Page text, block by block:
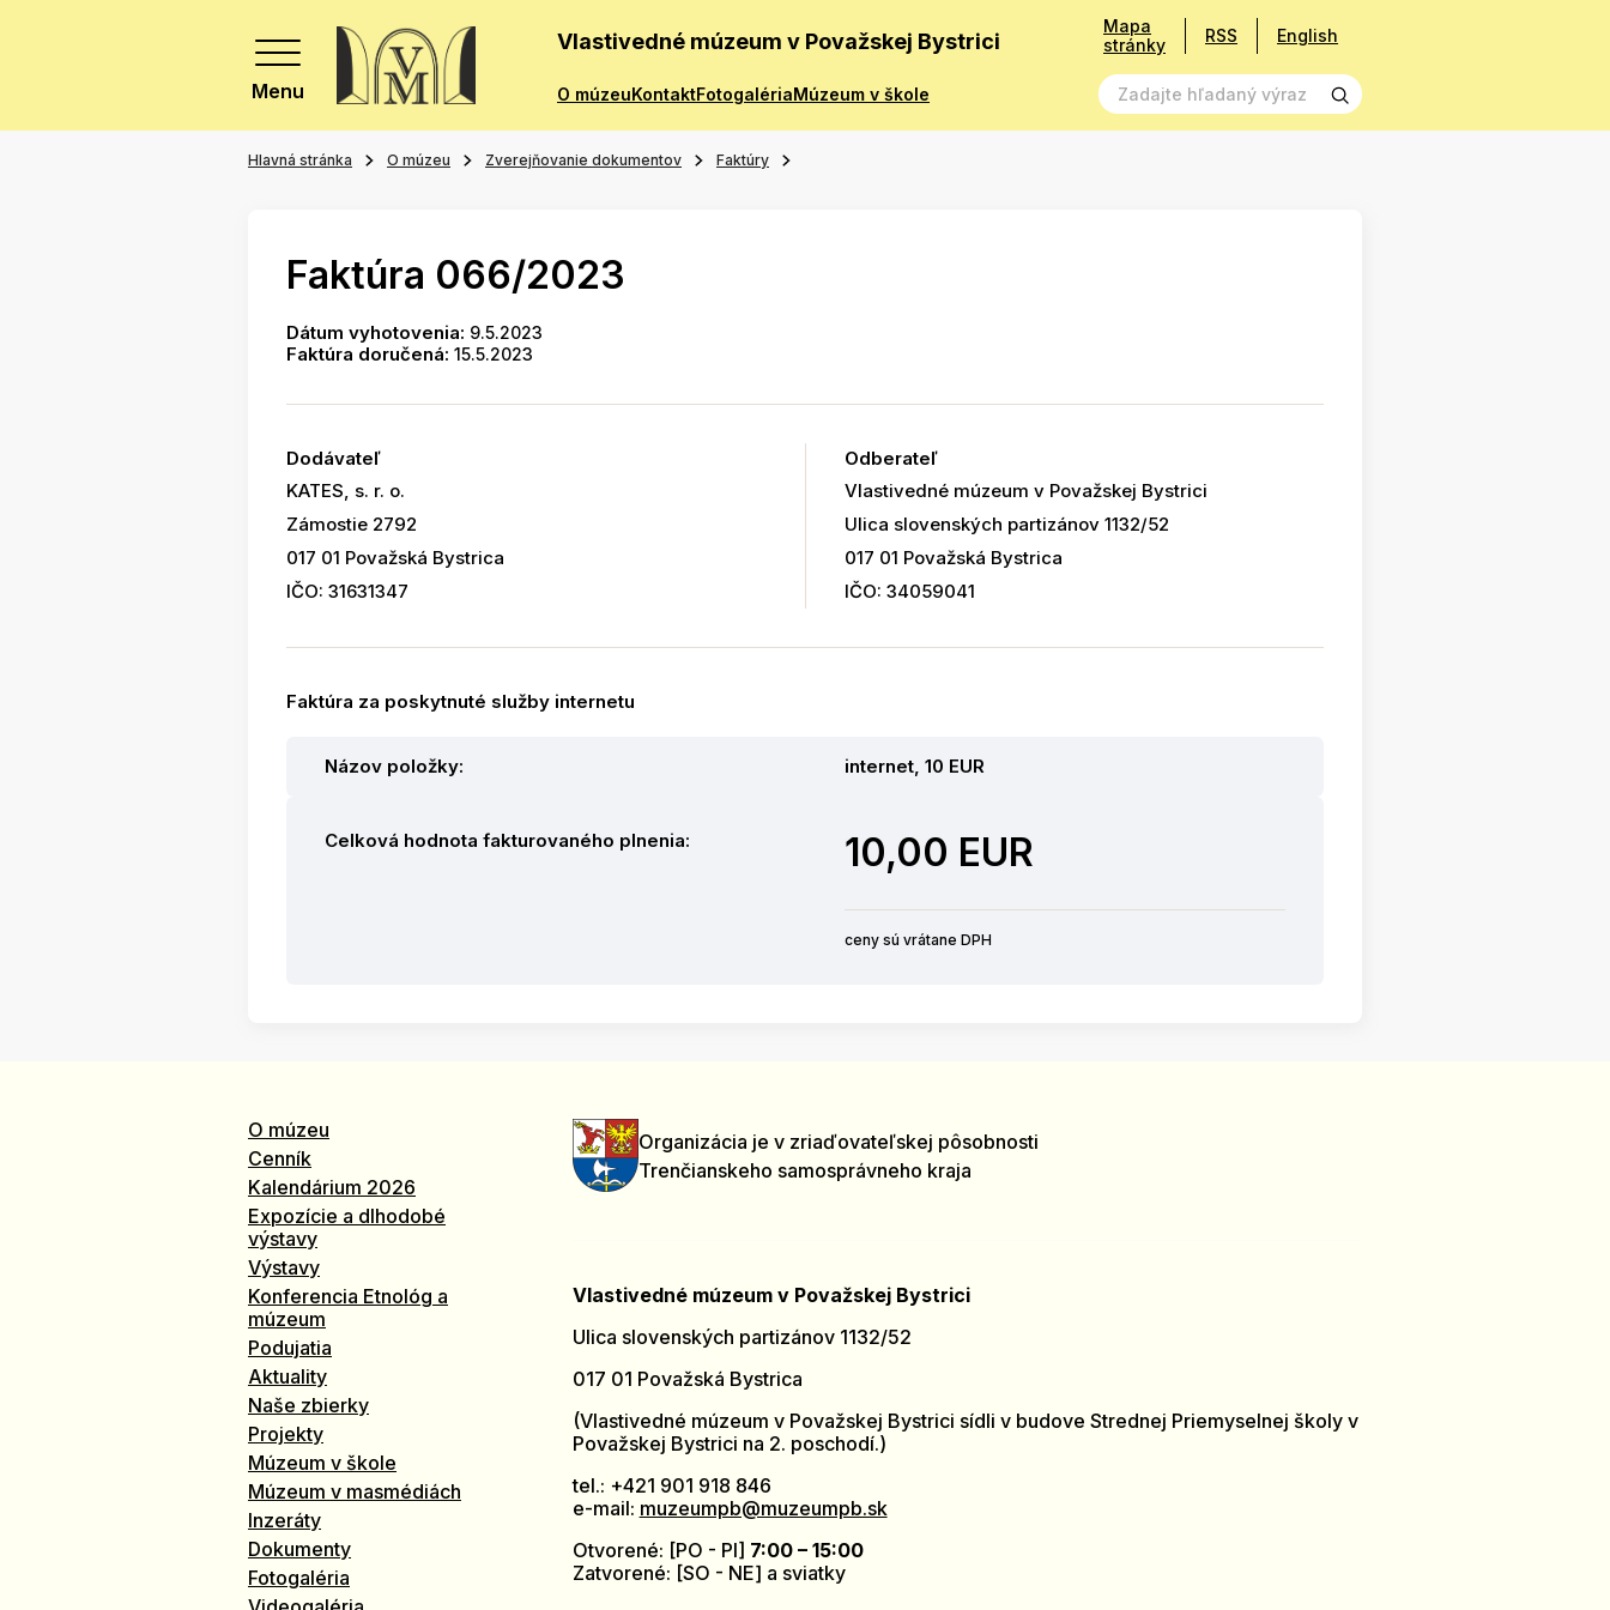
Menu
Vlastivedné múzeum v Považskej Bystrici
O múzeuKontaktFotogalériaMúzeum v škole
Mapa
stránky
RSS English
Hlavná stránka O múzeu Zverejňovanie dokumentov Faktúry
Faktúra 066/2023
Dátum vyhotovenia: 9.5.2023
Faktúra doručená: 15.5.2023
Dodávateľ
KATES, s. r. o.
Zámostie 2792
017 01 Považská Bystrica
IČO: 31631347
Odberateľ
Vlastivedné múzeum v Považskej Bystrici
Ulica slovenských partizánov 1132/52
017 01 Považská Bystrica
IČO: 34059041
Faktúra za poskytnuté služby internetu
Názov položky: internet, 10 EUR
Celková hodnota fakturovaného plnenia: 10,00 EUR
ceny sú vrátane DPH
O múzeu
Cenník
Kalendárium 2026
Expozície a dlhodobé
výstavy
Výstavy
Konferencia Etnológ a
múzeum
Podujatia
Aktuality
Naše zbierky
Projekty
Múzeum v škole
Múzeum v masmédiách
Inzeráty
Dokumenty
Fotogaléria
Organizácia je v zriaďovateľskej pôsobnosti
Trenčianskeho samosprávneho kraja
Vlastivedné múzeum v Považskej Bystrici
Ulica slovenských partizánov 1132/52
017 01 Považská Bystrica
(Vlastivedné múzeum v Považskej Bystrici sídli v budove Strednej Priemyselnej školy v
Považskej Bystrici na 2. poschodí.)
tel.: +421 901 918 846
e-mail: muzeumpb@muzeumpb.sk
Otvorené: [PO - PI] 7:00 – 15:00
Zatvorené: [SO - NE] a sviatky